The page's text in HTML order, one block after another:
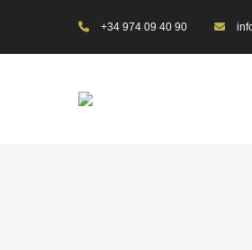
+34 974 09 40 90